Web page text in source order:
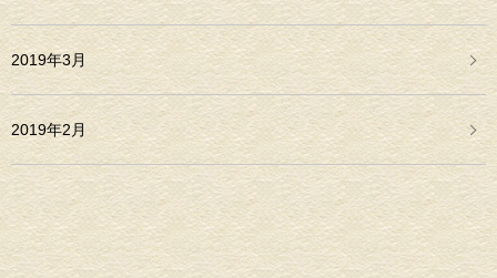
2019年3月
2019年2月